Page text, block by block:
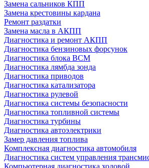
Замена сальников КПП
Замена крестовины кардана
Ремонт раздатки
Замена масла в АКПП
Диагностика и ремонт АКПП
Диагностика бензиновых форсунок
Диагностика блока BCM
Диагностика лямбда зонда
Диагностика приводов
Диагностика катализатора
Диагностика рулевой
Диагностика системы безопасности
Диагностика топливной системы
Диагностика турбины
Диагностика автоэлектрики
Замер давления топлива
Комплексная диагностика автомобиля
Диагностика систем управления
Компьютерная диагностика ходовой